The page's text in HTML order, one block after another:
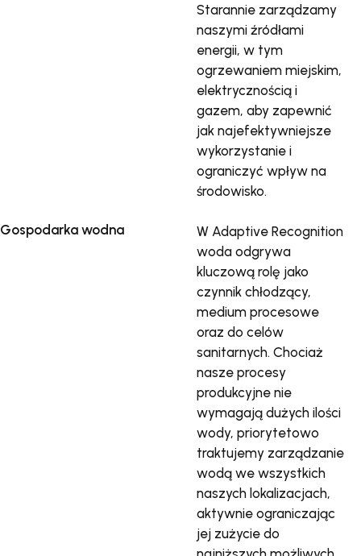
Starannie zarządzamy
naszymi źródłami
energii, w tym
ogrzewaniem miejskim,
elektrycznością i
gazem, aby zapewnić
jak najefektywniejsze
wykorzystanie i
ograniczyć wpływ na
środowisko.
Gospodarka wodna
W Adaptive Recognition
woda odgrywa
kluczową rolę jako
czynnik chłodzący,
medium procesowe
oraz do celów
sanitarnych. Chociaż
nasze procesy
produkcyjne nie
wymagają dużych ilości
wody, priorytetowo
traktujemy zarządzanie
wodą we wszystkich
naszych lokalizacjach,
aktywnie ograniczając
jej zużycie do